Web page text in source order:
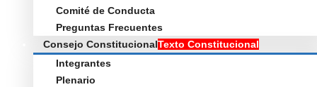
Comité de Conducta
Preguntas Frecuentes
Consejo ConstitucionalTexto Constitucional
Integrantes
Plenario